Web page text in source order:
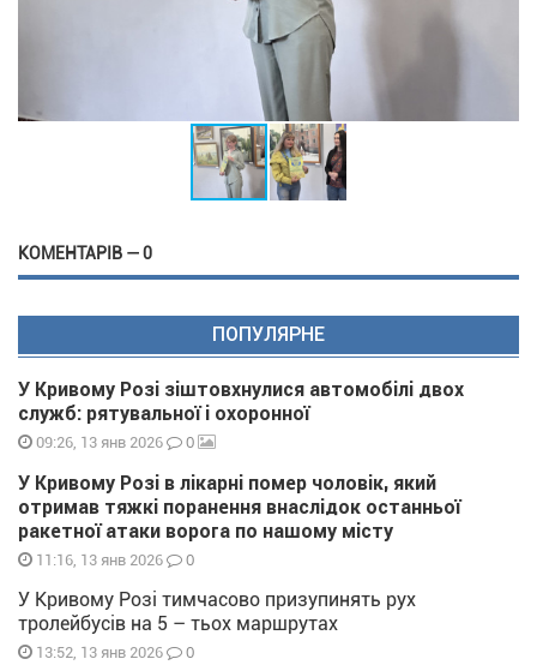
КОМЕНТАРІВ — 0
ПОПУЛЯРНЕ
У Кривому Розі зіштовхнулися автомобілі двох
служб: рятувальної і охоронної
09:26, 13 янв 2026 0
У Кривому Розі в лікарні помер чоловік, який
отримав тяжкі поранення внаслідок останньої
ракетної атаки ворога по нашому місту
11:16, 13 янв 2026 0
У Кривому Розі тимчасово призупинять рух
тролейбусів на 5 – тьох маршрутах
13:52, 13 янв 2026 0